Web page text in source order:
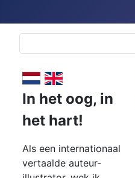
Selecteer de taal
In het oog, in
het hart!
Als een internationaal
vertaalde auteur-